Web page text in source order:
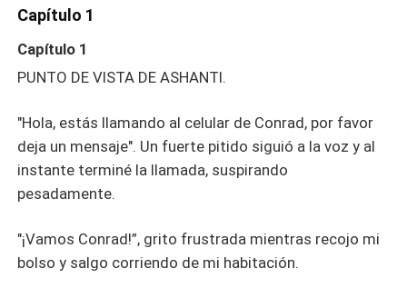
descubrir la identidad de su pareja y cómo le van las
cosas en ese Harem.
Capítulo 1
Capítulo 1
PUNTO DE VISTA DE ASHANTI.
"Hola, estás llamando al celular de Conrad, por favor
deja un mensaje". Un fuerte pitido siguió a la voz y al
instante terminé la llamada, suspirando
pesadamente.
"¡Vamos Conrad!”, grito frustrada mientras recojo mi
bolso y salgo corriendo de mi habitación.